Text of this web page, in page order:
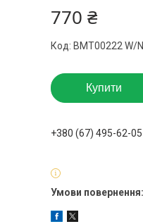
770 ₴
Код: BMT00222 W/N
Купити
+380 (67) 495-62-05